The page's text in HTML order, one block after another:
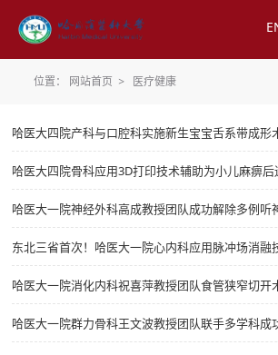
位置： 网站首页 > 医疗健康
哈医大四院产科与口腔科实施新生宝宝舌系带成形